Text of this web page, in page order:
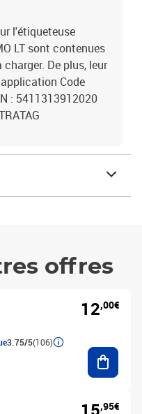
l'étiqueteuse
LT sont contenues
De plus, leur
Code
: 5411313912020
offres
3.75/5(106)
12,00€
,95€